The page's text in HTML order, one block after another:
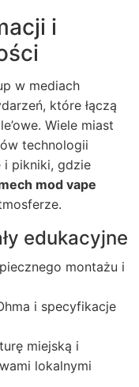
i
w mediach
które łączą
Wiele miast
technologii
i pikniki, gdzie
mod vape
edukacyjne
montażu i
i specyfikacje
miejską i
lokalnymi